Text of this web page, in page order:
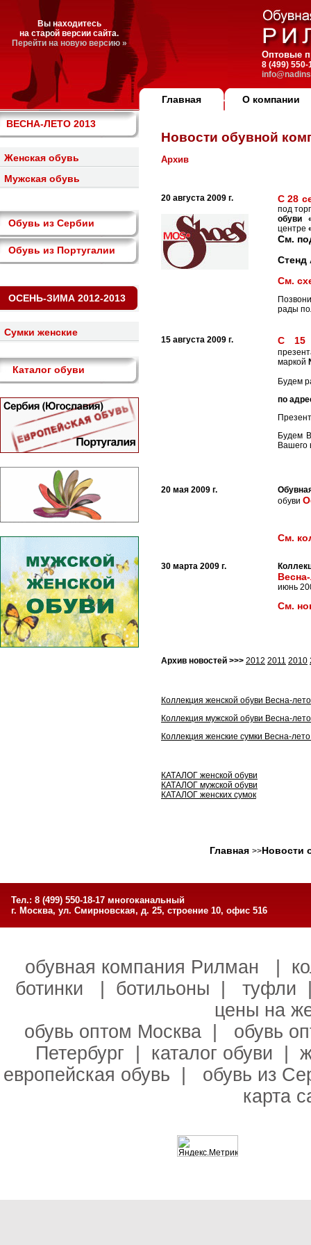
Вы находитесь
на старой версии сайта.
Перейти на новую версию »
Оптовые
8 (499)
Главная О компании
ВЕСНА-ЛЕТО 2013
Женская обувь
Мужская обувь
Обувь из Сербии
Обувь из Португалии
ОСЕНЬ-ЗИМА 2012-2013
Cумки женские
Каталог обуви
Новости обувной
Архив
20 августа 2009 г. С 28
под
обуви
центре
См.
Стенд
См.
рады
15 августа 2009 г. С 15
маркой
Будем
по
Будем
Вашего
20 мая 2009 г.
обуви
См.
30 марта 2009 г.
июнь
См.
Архив новостей >>> 2012 2011 2010
Коллекция женской обуви Весна-
Коллекция мужской обуви Весна-
Коллекция женские сумки Весна-
КАТАЛОГ женской обуви
КАТАЛОГ мужской обуви
КАТАЛОГ женских сумок
Главная>>Новости
Тел.: 8 (499) 550-18-17 многоканальный
г. Москва, ул. Смирновская, д. 25, строение 10, офис 516
обувная компания Рилман
ботинки
ботильоны туфли
цены на
обувь оптом Москва
обувь
Петербург
каталог обуви
европейская обувь
обувь из
карта